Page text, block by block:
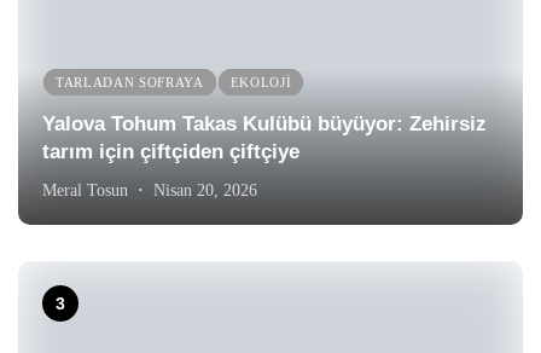
TARLADAN SOFRAYA EKOLOJI
Yalova Tohum Takas Kulübü büyüyor: Zehirsiz
tarım için çiftçiden çiftçiye
Meral Tosun Nisan 20, 2026